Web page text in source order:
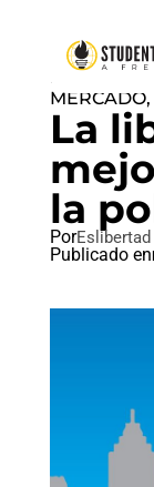
MERCADO,
La
la
Por
Publicado en